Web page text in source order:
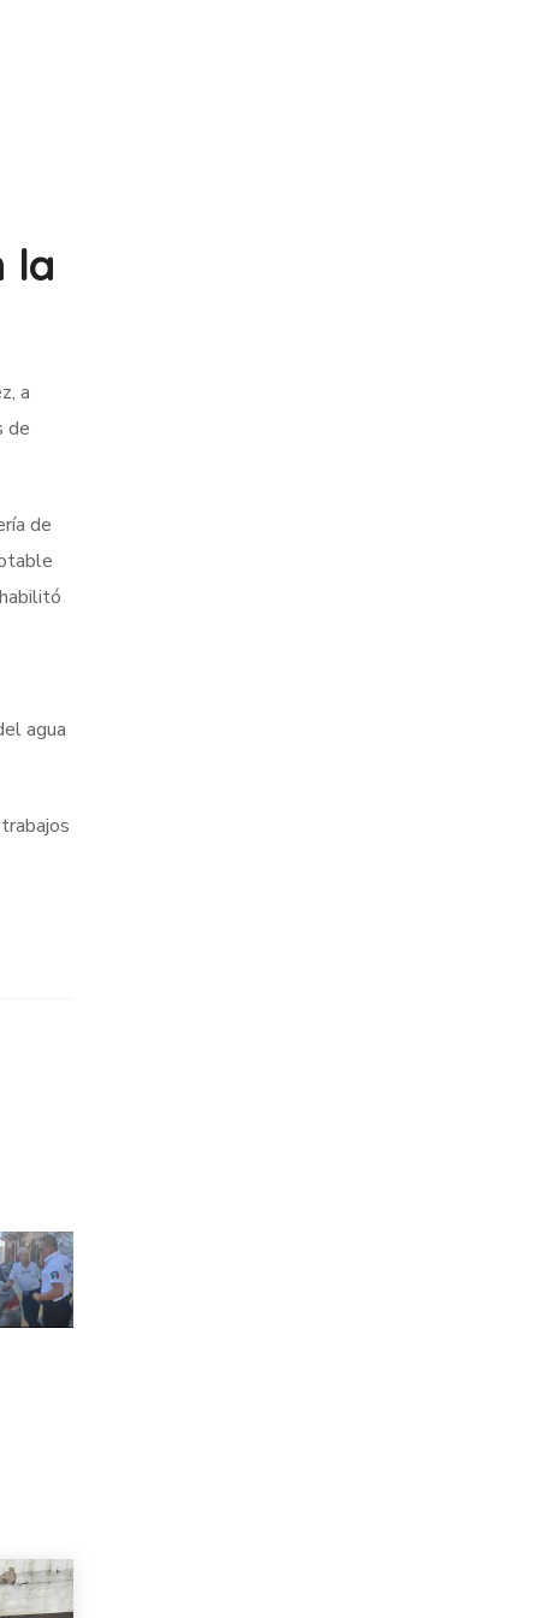
la
a
de
de
agua